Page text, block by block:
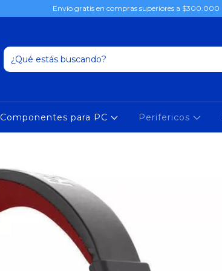
Envío gratis en compras superiores a $300.000
Componentes para PC Perifericos